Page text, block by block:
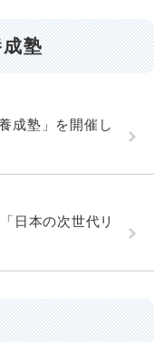
塾
成塾」を開催し
日本の次世代リ